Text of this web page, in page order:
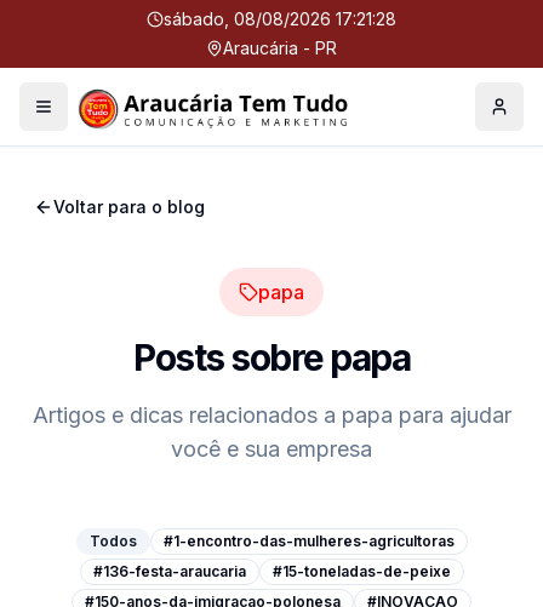
sábado, 08/08/2026 17:21:29
Araucária - PR
Menu Perfil
Voltar para o blog
papa
Posts sobrepapa
Artigos e dicas relacionados a papa para ajudar
você e sua empresa
Todos
#1-encontro-das-mulheres-agricultoras
#136-festa-araucaria
#15-toneladas-de-peixe
#150-anos-da-imigracao-polonesa
#INOVACAO